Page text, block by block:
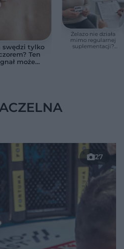
swędzi tylko
Ten
może
Żelazo nie działa
mimo regularnej
suplementacji?
27